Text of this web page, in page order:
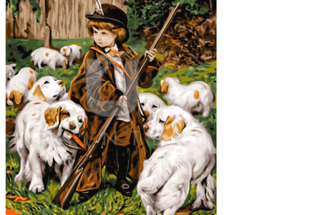
Опции
можно
выбрать
на
странице
товара.